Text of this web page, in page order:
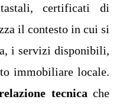
certificati di
il contesto in cui si
i servizi disponibili,
immobiliare locale.
tecnica che